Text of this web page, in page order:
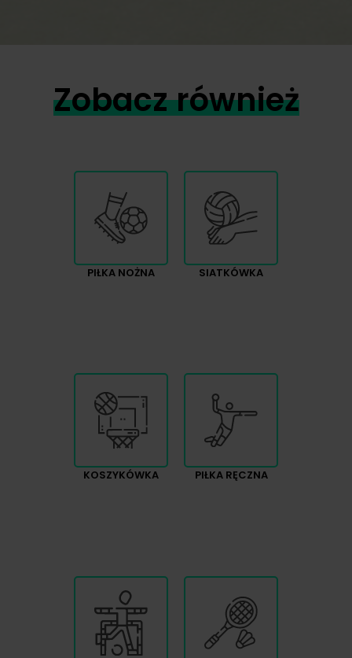
Zobacz również
PIŁKA NOŻNA SIATKÓWKA
KOSZYKÓWKA PIŁKA RĘCZNA